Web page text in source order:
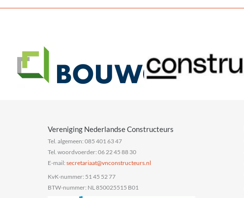
Vereniging Nederlandse Constructeurs
Tel. algemeen: 085 401 63 47
Tel. woordvoerder: 06 22 45 88 30
E-mail:
ln.sruetcurtsnocnv
@taairaterces
KvK-nummer: 51 45 52 77
BTW-nummer: NL 850025515 B01